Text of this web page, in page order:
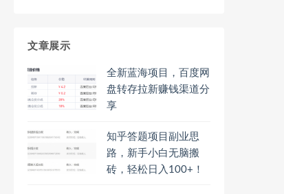
文章展示
全新蓝海项目，百度网
盘转存拉新赚钱渠道分
享
知乎答题项目副业思
路，新手小白无脑搬
砖，轻松日入100+！